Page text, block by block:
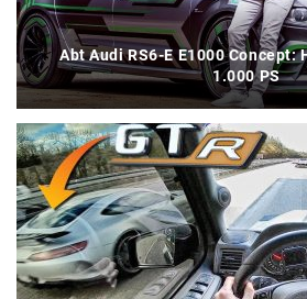
Abt Audi RS6-E E1000 Concept:
1.000 PS